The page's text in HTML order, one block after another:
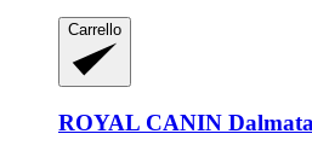
Carrello
ROYAL CANIN